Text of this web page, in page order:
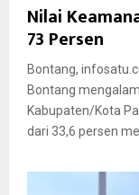
Nilai
73 Persen
Bontang,
Bontang
Kabupaten/Kota
dari 33,6 persen